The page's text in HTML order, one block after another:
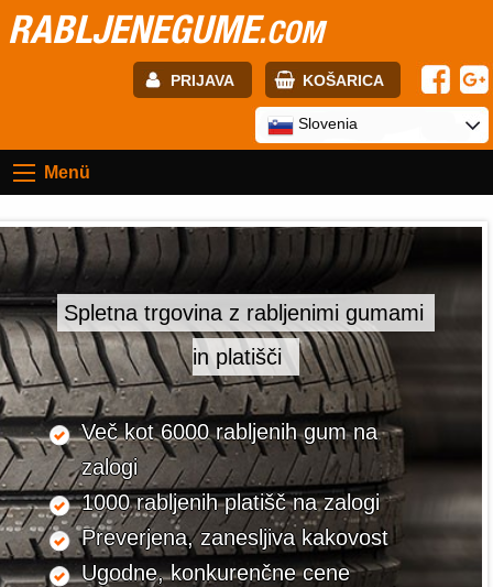
RABLJENEGUME.COM
PRIJAVA KOŠARICA
Geslo:
PRIJAVITE SE
Slovenia
Menü
Spletna trgovina z rabljenimi gumami
in platišči
Več kot 6000 rabljenih gum na
zalogi
1000 rabljenih platišč na zalogi
Preverjena, zanesljiva kakovost
Ugodne, konkurenčne cene